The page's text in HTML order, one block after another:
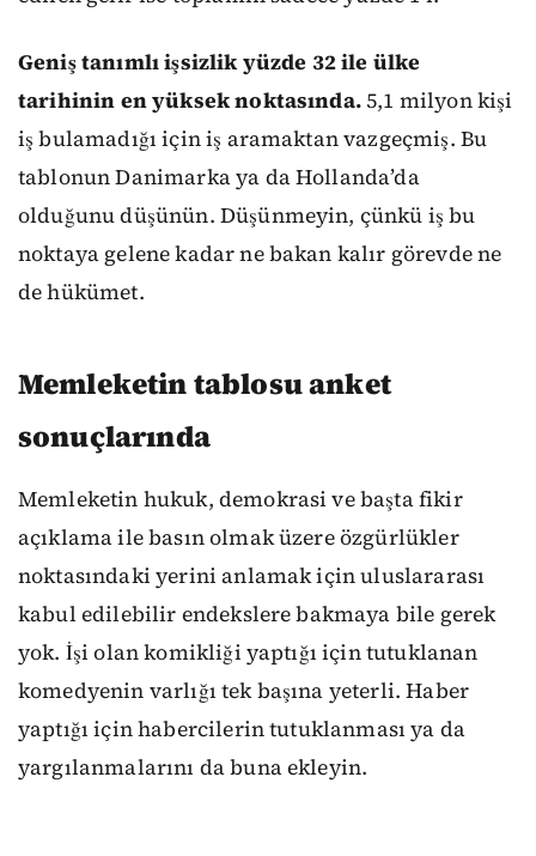
Geniş tanımlı işsizlik yüzde 32 ile ülke
tarihinin en yüksek noktasında.5,1 milyon kişi
iş bulamadığı için iş aramaktan vazgeçmiş. Bu
tablonun Danimarka ya da Hollanda’da
olduğunu düşünün. Düşünmeyin, çünkü iş bu
noktaya gelene kadar ne bakan kalır görevde ne
de hükümet.
Memleketin tablosu anket
sonuçlarında
Memleketin hukuk, demokrasi ve başta fikir
açıklama ile basın olmak üzere özgürlükler
noktasındaki yerini anlamak için uluslararası
kabul edilebilir endekslere bakmaya bile gerek
yok. İşi olan komikliği yaptığı için tutuklanan
komedyenin varlığı tek başına yeterli. Haber
yaptığı için habercilerin tutuklanması ya da
yargılanmalarını da buna ekleyin.